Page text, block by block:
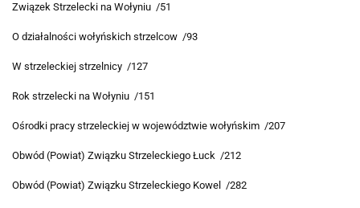
Związek Strzelecki na Wołyniu /51
O działalności wołyńskich strzelcow /93
W strzeleckiej strzelnicy /127
Rok strzelecki na Wołyniu /151
Ośrodki pracy strzeleckiej w województwie wołyńskim /207
Obwód (Powiat) Związku Strzeleckiego Łuck /212
Obwód (Powiat) Związku Strzeleckiego Kowel /282